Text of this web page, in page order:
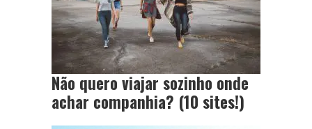
Não quero viajar sozinho onde
achar companhia? (10 sites!)